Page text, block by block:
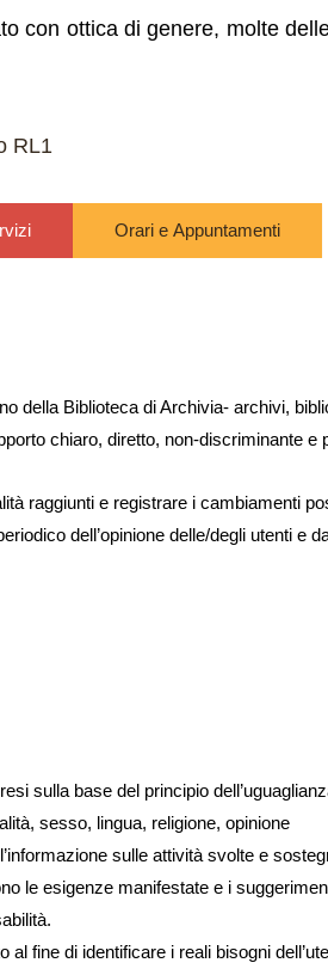
con ottica di genere, molte
RL1
Orari e Appuntamenti
della Biblioteca di Archivia- archivi,
chiaro, diretto, non-discriminante e
raggiunti e registrare i cambiamenti
dell’opinione delle/degli utenti e
sulla base del principio
sesso, lingua, religione, opinione
sulle attività svolte e
le esigenze manifestate e i
fine di identificare i reali bisogni